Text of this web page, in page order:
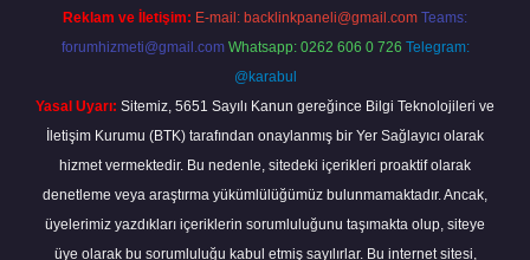
Reklam ve İletişim: E-mail: backlinkpaneli@gmail.com Teams:
forumhizmeti@gmail.com Whatsapp: 0262 606 0 726 Telegram:
@karabul
Yasal Uyarı: Sitemiz, 5651 Sayılı Kanun gereğince Bilgi Teknolojileri ve
İletişim Kurumu (BTK) tarafından onaylanmış bir Yer Sağlayıcı olarak
hizmet vermektedir. Bu nedenle, sitedeki içerikleri proaktif olarak
denetleme veya araştırma yükümlülüğümüz bulunmamaktadır. Ancak,
üyelerimiz yazdıkları içeriklerin sorumluluğunu taşımakta olup, siteye
üye olarak bu sorumluluğu kabul etmiş sayılırlar. Bu internet sitesi,